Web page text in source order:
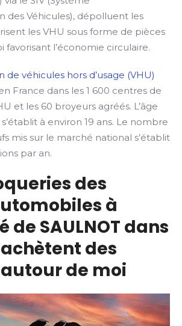
des Véhicules), dépolluent les
les VHU sous forme de pièces
l’économie circulaire.
de véhicules hors d’usage (VHU)
France dans les 1 600 centres de
et les 60 broyeurs agréés. L’âge
à environ 19 ans. Le nombre
mis sur le marché national s’établit
par an.
des
à
de SAULNOT dans
des
de moi